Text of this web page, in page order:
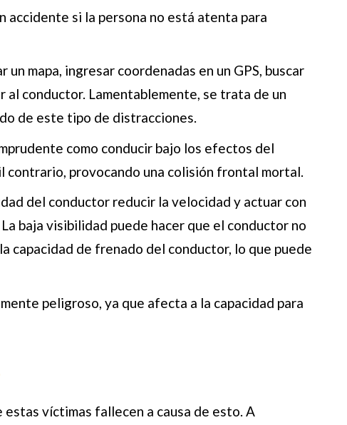
accidente si la persona no está atenta para
mapa, ingresar coordenadas en un GPS, buscar
conductor. Lamentablemente, se trata de un
de este tipo de distracciones.
como conducir bajo los efectos del
contrario, provocando una colisión frontal mortal.
del conductor reducir la velocidad y actuar con
baja visibilidad puede hacer que el conductor no
capacidad de frenado del conductor, lo que puede
peligroso, ya que afecta a la capacidad para
víctimas fallecen a causa de esto. A